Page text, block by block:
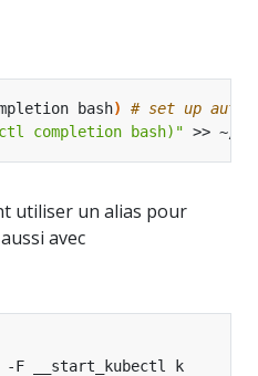
bash)
# set up
completion bash)" >> ~/
utiliser un alias pour
avec